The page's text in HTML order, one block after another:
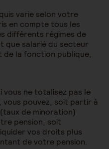
varie selon votre
en compte tous les
différents régimes de
que salarié du secteur
de la fonction publique,
vous ne totalisez pas le
vous pouvez, soit partir à
(taux de minoration)
pension, soit
vos droits plus
de votre pension.